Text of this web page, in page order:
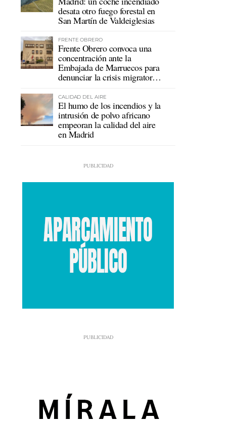
desata otro fuego forestal en
San Martín de Valdeiglesias
FRENTE OBRERO
Frente Obrero convoca una
concentración ante la
Embajada de Marruecos para
denunciar la crisis migratoria
CALIDAD DEL AIRE
El humo de los incendios y la
intrusión de polvo africano
empeoran la calidad del aire
en Madrid